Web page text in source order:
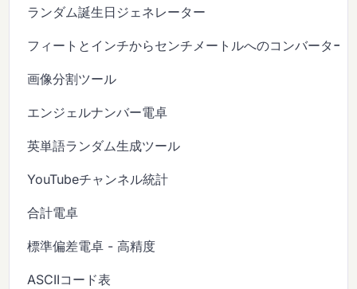
ランダム誕生日ジェネレーター
フィートとインチからセンチメートルへのコンバーター
画像分割ツール
エンジェルナンバー電卓
英単語ランダム生成ツール
YouTubeチャンネル統計
合計電卓
標準偏差電卓 - 高精度
ASCIIコード表